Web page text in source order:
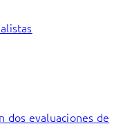
dos evaluaciones de